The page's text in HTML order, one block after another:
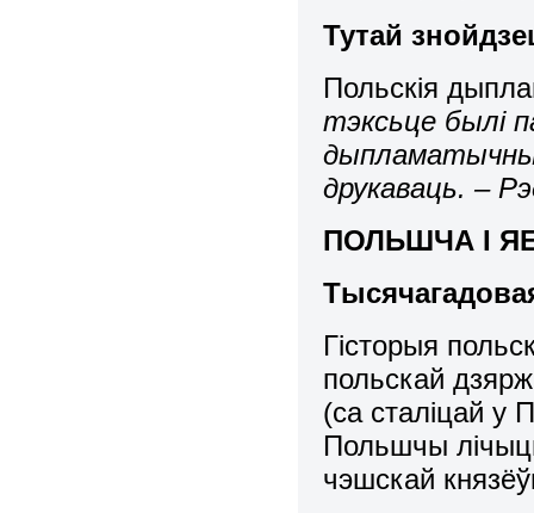
Тутaй
Польскія
тэксьце былі
друкаваць. –
ПОЛЬШЧА І
Гісторыя
польскай
(са сталіцай у
Польшчы
чэшскай